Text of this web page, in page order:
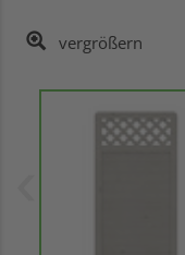
vergrößern